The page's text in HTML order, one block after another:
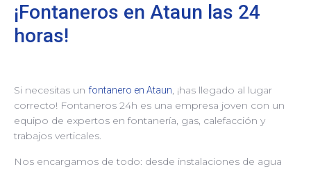
¡Fontaneros en Ataun las 24
horas!
Si necesitas un fontanero en Ataun, ¡has llegado al lugar
correcto! Fontaneros 24h es una empresa joven con un
equipo de expertos en fontanería, gas, calefacción y
trabajos verticales.
Nos encargamos de todo: desde instalaciones de agua